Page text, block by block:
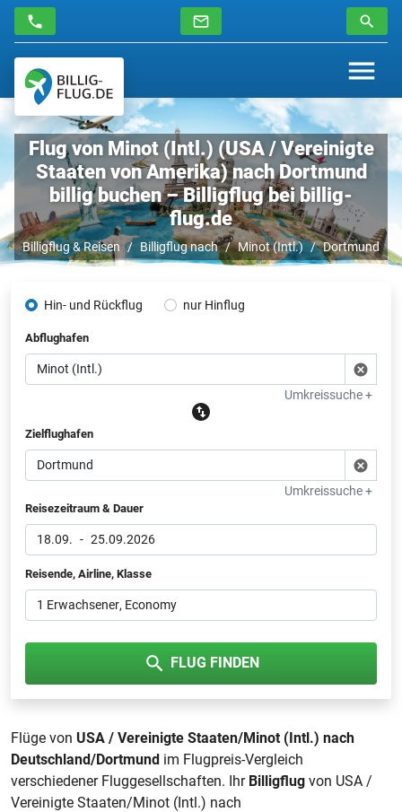
Flug von Minot (Intl.) (USA / Vereinigte
Staaten von Amerika) nach Dortmund
billig buchen – Billigflug bei billig-
flug.de
Billigflug & Reisen Billigflug nach Minot (Intl.) Dortmund
Hin- und Rückflug nur Hinflug
Abflughafen
Umkreissuche +
Zielflughafen
Umkreissuche +
Reisezeitraum & Dauer
18.09. - 25.09.2026
Reisende, Airline, Klasse
1 Erwachsener, Economy
FLUG FINDEN
Flüge von USA / Vereinigte Staaten/Minot (Intl.) nach
Deutschland/Dortmund im Flugpreis-Vergleich
verschiedener Fluggesellschaften. Ihr Billigflug von USA /
Vereinigte Staaten/Minot (Intl.) nach